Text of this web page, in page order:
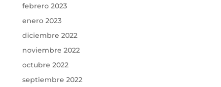
febrero 2023
enero 2023
diciembre 2022
noviembre 2022
octubre 2022
septiembre 2022